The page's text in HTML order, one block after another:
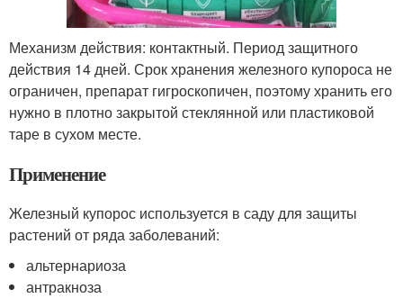
Механизм действия: контактный. Период защитного
действия 14 дней. Срок хранения железного купороса не
ограничен, препарат гигроскопичен, поэтому хранить его
нужно в плотно закрытой стеклянной или пластиковой
таре в сухом месте.
Применение
Железный купорос используется в саду для защиты
растений от ряда заболеваний:
альтернариоза
антракноза